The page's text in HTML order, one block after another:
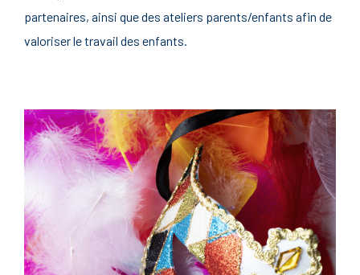
partenaires, ainsi que des ateliers parents/enfants afin de
valoriser le travail des enfants.